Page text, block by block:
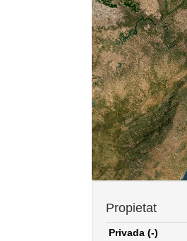
Propietat
Privada (-)